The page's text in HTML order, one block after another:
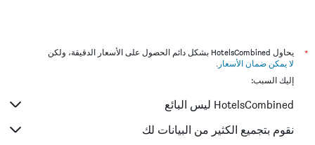
*
يحاول HotelsCombined بشكل دائم الحصول على الأسعار الدقيقة، ولكن
لا يمكن ضمان الأسعار .
إليك السبب:
HotelsCombined ليس البائع
نقوم بتجميع الكثير من البيانات لك